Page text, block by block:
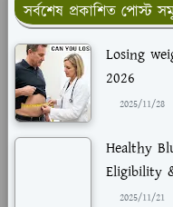
সর্বশেষ প্রকাশিত পোস্ট
Losing
2026
2025/11/28
Healthy
Eligibility
2025/11/21